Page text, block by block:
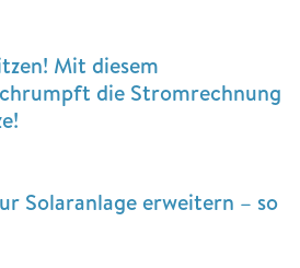
Mit diesem
die Stromrechnung
Solaranlage erweitern – so